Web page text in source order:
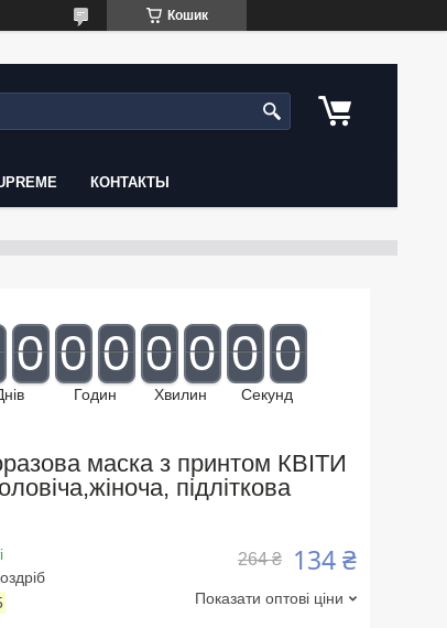
Кошик
КОНТАКТЫ
0 0 0
Годин
0 0
Хвилин
0 0
Секунд
маска з принтом КВІТИ
підліткова
264 ₴ 134 ₴
Показати оптові ціни